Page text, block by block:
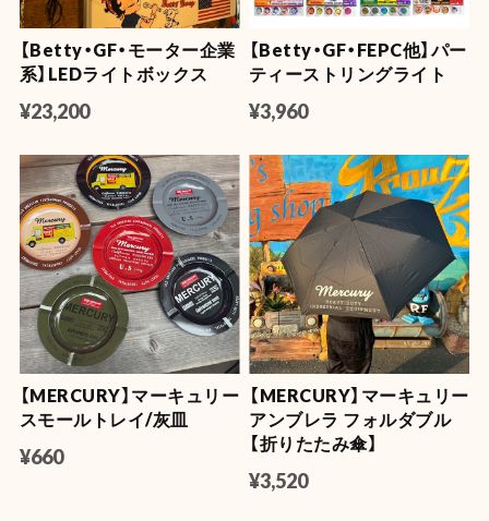
【Betty・GF・モーター企業
系】LEDライトボックス
¥23,200
【Betty・GF・FEPC他】パー
ティーストリングライト
¥3,960
【MERCURY】マーキュリー
スモールトレイ/灰皿
¥660
【MERCURY】マーキュリー
アンブレラ フォルダブル
【折りたたみ傘】
¥3,520